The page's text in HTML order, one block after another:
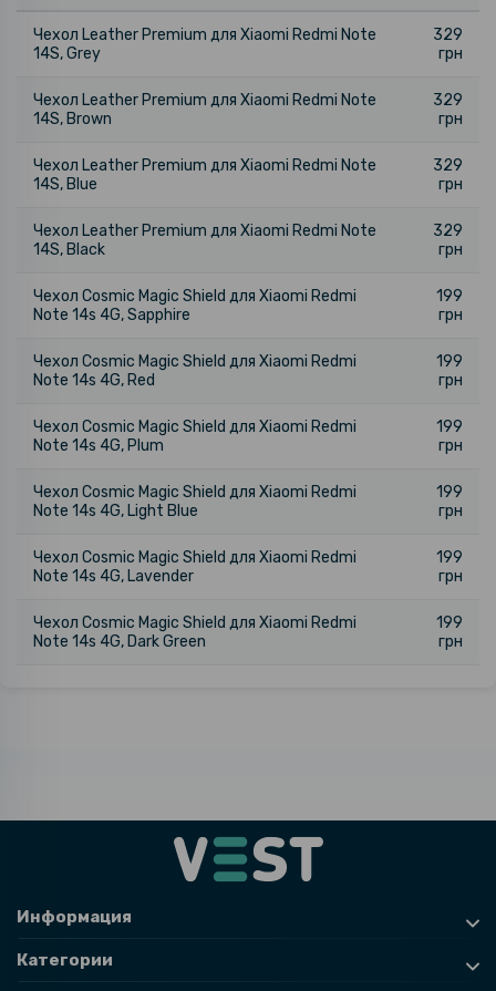
Чехол Leather Premium для Xiaomi Redmi Note
14S, Grey
329
грн
Чехол Leather Premium для Xiaomi Redmi Note
14S, Brown
329
грн
Чехол Leather Premium для Xiaomi Redmi Note
14S, Blue
329
грн
Чехол Leather Premium для Xiaomi Redmi Note
14S, Black
329
грн
Чехол Cosmic Magic Shield для Xiaomi Redmi
Note 14s 4G, Sapphire
199
грн
Чехол Cosmic Magic Shield для Xiaomi Redmi
Note 14s 4G, Red
199
грн
Чехол Cosmic Magic Shield для Xiaomi Redmi
Note 14s 4G, Plum
199
грн
Чехол Cosmic Magic Shield для Xiaomi Redmi
Note 14s 4G, Light Blue
199
грн
Чехол Cosmic Magic Shield для Xiaomi Redmi
Note 14s 4G, Lavender
199
грн
Чехол Cosmic Magic Shield для Xiaomi Redmi
Note 14s 4G, Dark Green
199
грн
Информация
Категории